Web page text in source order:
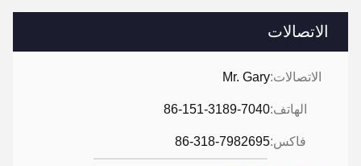
الاتصالات
الاتصالات:Mr. Gary
الهاتف:86-151-3189-7040
فاكس:86-318-7982695